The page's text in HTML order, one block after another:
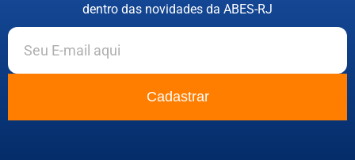
dentro das novidades da ABES-RJ
Cadastrar